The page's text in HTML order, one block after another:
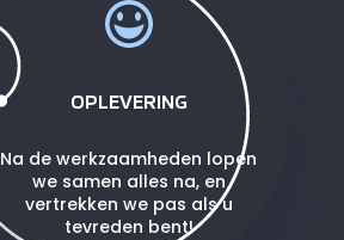
OPLEVERING
Na de werkzaamheden lopen
we samen alles na, en
vertrekken we pas als u
tevreden bent!